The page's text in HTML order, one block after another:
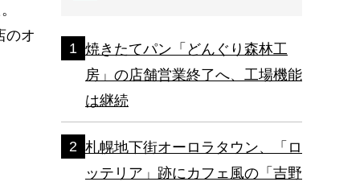
のオ
焼きたてパン「どんぐり森林工
房」の店舗営業終了へ、工場機能
は継続
札幌地下街オーロラタウン、「ロ
ッテリア」跡にカフェ風の「吉野